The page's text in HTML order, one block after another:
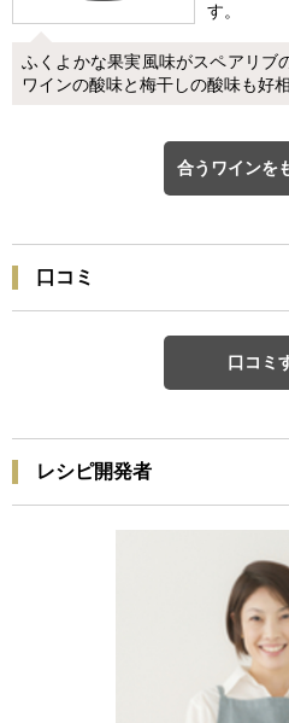
す。
ふくよかな果実風味がスペアリブ
ワインの酸味と梅干しの酸味も好相
合うワインを
口コミ
口コミ
レシピ開発者